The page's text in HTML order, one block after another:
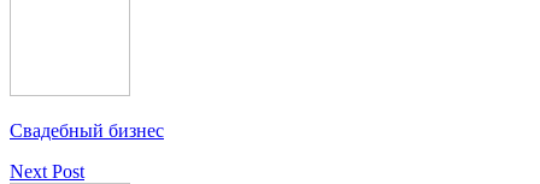
Свадебный бизнес
Next Post